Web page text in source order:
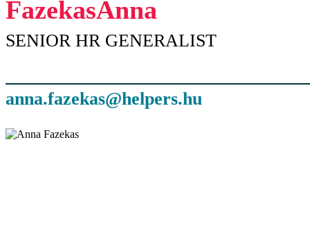
Anna
Fazekas
SENIOR HR GENERALIST
anna.fazekas@helpers.hu